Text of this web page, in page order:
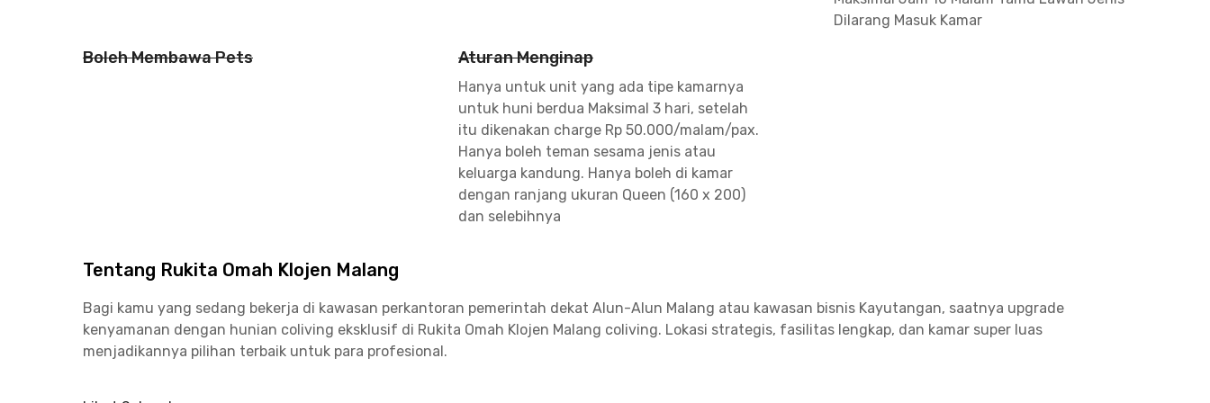
Dilarang Masuk Kamar
Boleh Membawa Pets Aturan Menginap
Hanya untuk unit yang ada tipe kamarnya
untuk huni berdua Maksimal 3 hari, setelah
itu dikenakan charge Rp 50.000/malam/pax.
Hanya boleh teman sesama jenis atau
keluarga kandung. Hanya boleh di kamar
dengan ranjang ukuran Queen (160 x 200)
dan selebihnya
Tentang Rukita Omah Klojen Malang
Bagi kamu yang sedang bekerja di kawasan perkantoran pemerintah dekat Alun-Alun Malang atau kawasan bisnis Kayutangan, saatnya upgrade
kenyamanan dengan hunian coliving eksklusif di Rukita Omah Klojen Malang coliving. Lokasi strategis, fasilitas lengkap, dan kamar super luas
menjadikannya pilihan terbaik untuk para profesional.